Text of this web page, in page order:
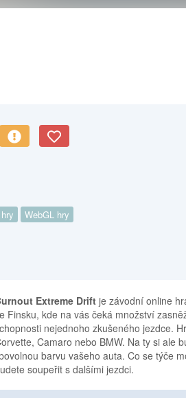
WebGL hry
Extreme Drift je závodní online
Finsku, kde na vás čeká množství
nejednoho zkušeného jezdce.
Camaro nebo BMW. Na ty si ale
barvu vašeho auta. Co se týče
soupeřit s dalšími jezdci.